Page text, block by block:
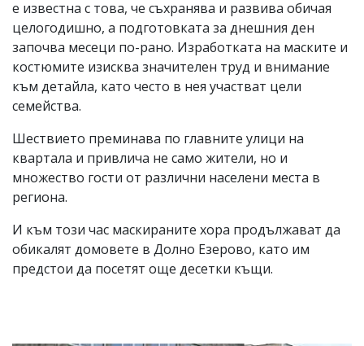
е известна с това, че съхранява и развива обичая
целогодишно, а подготовката за днешния ден
започва месеци по-рано. Изработката на маските и
костюмите изисква значителен труд и внимание
към детайла, като често в нея участват цели
семейства.
Шествието преминава по главните улици на
квартала и привлича не само жители, но и
множество гости от различни населени места в
региона.
И към този час маскираните хора продължават да
обикалят домовете в Долно Езерово, като им
предстои да посетят още десетки къщи.